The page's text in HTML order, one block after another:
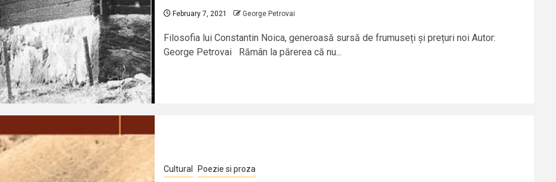
February 7, 2021 George Petrovai
Filosofia lui Constantin Noica, generoasă sursă de frumuseți și prețuri noi Autor:
George Petrovai Rămân la părerea că nu...
Cultural Poezie si proza